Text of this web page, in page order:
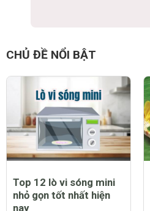
CHỦ ĐỀ NỔI BẬT
Top 12 lò vi sóng mini
nhỏ gọn tốt nhất hiện
nay